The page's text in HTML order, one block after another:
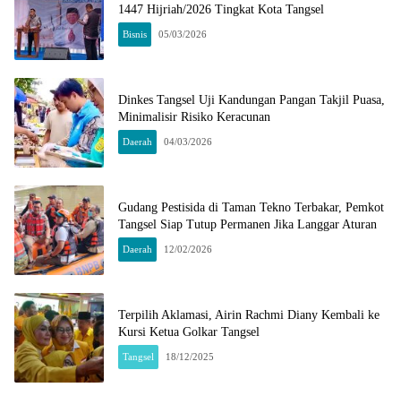
1447 Hijriah/2026 Tingkat Kota Tangsel
Bisnis 05/03/2026
Dinkes Tangsel Uji Kandungan Pangan Takjil Puasa,
Minimalisir Risiko Keracunan
Daerah 04/03/2026
Gudang Pestisida di Taman Tekno Terbakar, Pemkot
Tangsel Siap Tutup Permanen Jika Langgar Aturan
Daerah 12/02/2026
Terpilih Aklamasi, Airin Rachmi Diany Kembali ke
Kursi Ketua Golkar Tangsel
Tangsel 18/12/2025